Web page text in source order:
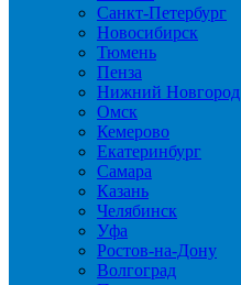
Санкт-Петербург
Новосибирск
Тюмень
Пенза
Нижний Новгород
Омск
Кемерово
Екатеринбург
Самара
Казань
Челябинск
Уфа
Ростов-на-Дону
Волгоград